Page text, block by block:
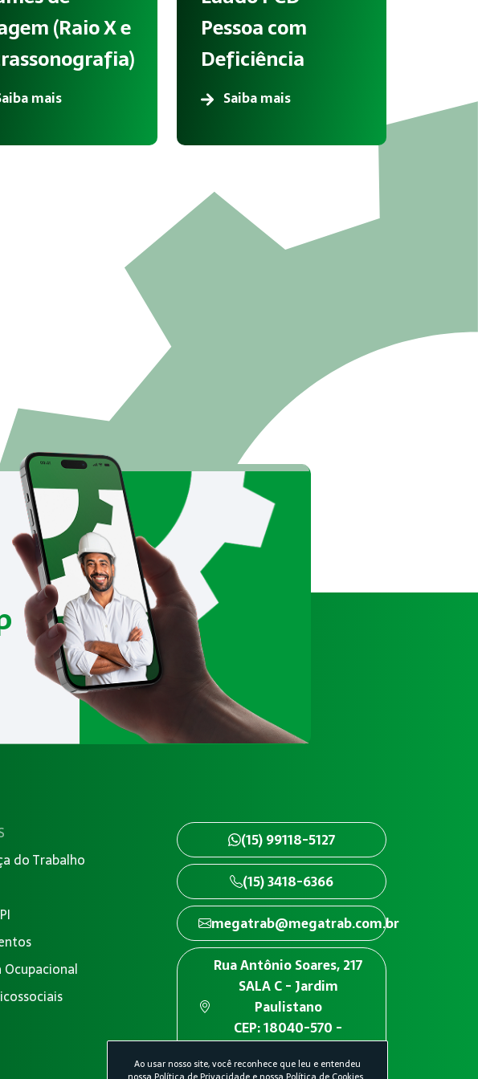
(Raio X e
mais
Pessoa com
Deficiência
Saiba mais
do Trabalho
(15) 99118-5127
(15) 3418-6366
megatrab@megatrab.com.br
Rua Antônio Soares, 217
SALA C - Jardim
Paulistano
CEP: 18040-570 -
Sorocaba/SP
Ao usar nosso site, você reconhece que leu e entendeu